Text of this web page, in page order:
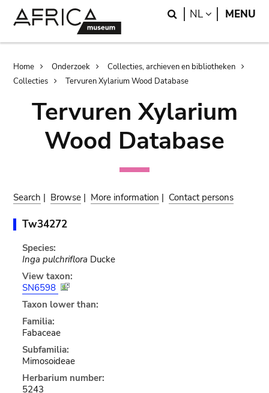
Search
NL LANGUAGE
MENU
Breadcrumb
Home Onderzoek
Collecties, archieven en bibliotheken
Collecties
Tervuren Xylarium Wood Database
Tervuren Xylarium
Wood Database
Search | Browse | More information | Contact persons
Tw34272
Species:
Inga pulchriflora Ducke
View taxon:
SN6598
Taxon lower than:
Familia:
Fabaceae
Subfamilia:
Mimosoideae
Herbarium number:
5243